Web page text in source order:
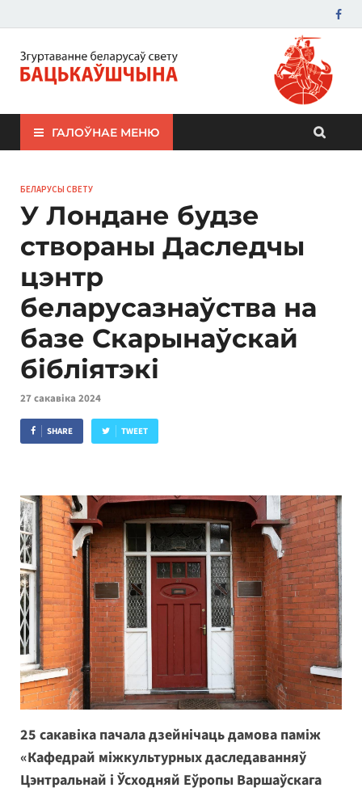
ЗБС "Бацькаўшчына"
ГАЛОЎНАЕ МЕНЮ
БЕЛАРУСЫ СВЕТУ
У Лондане будзе
створаны Даследчы
цэнтр
беларусазнаўства на
базе Скарынаўскай
бібліятэкі
27 сакавіка 2024
SHARE TWEET
25 сакавіка пачала дзейнічаць дамова паміж
«Кафедрай міжкультурных даследаванняў
Цэнтральнай і Ўсходняй Еўропы Варшаўскага